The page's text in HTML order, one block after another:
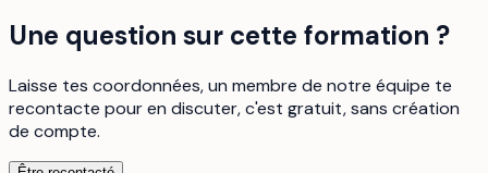
Une question sur cette formation ?
Laisse tes coordonnées, un membre de notre équipe te
recontacte pour en discuter, c'est gratuit, sans création
de compte.